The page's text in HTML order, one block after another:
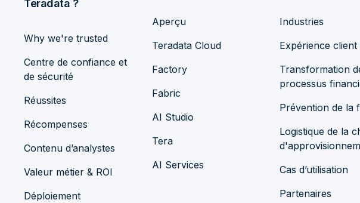
Teradata ?
Why we're trusted
Centre de confiance et
de sécurité
Réussites
Récompenses
Contenu d’analystes
Valeur métier & ROI
Déploiement
Aperçu
Teradata Cloud
Factory
Fabric
AI Studio
Tera
AI Services
Industries
Expérience client
Transformation
processus
Prévention de la
Logistique de la
Cas d’utilisation
Partenaires